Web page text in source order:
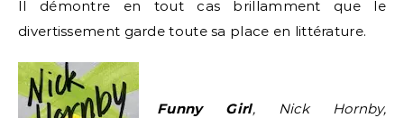
Il démontre en tout cas brillamment que le
divertissement garde toute sa place en littérature.
Funny Girl, Nick Hornby,